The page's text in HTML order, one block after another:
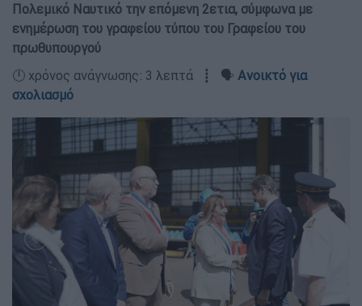
Πολεμικό Ναυτικό την επόμενη 2ετια, σύμφωνα με
ενημέρωση του γραφείου τύπου του Γραφείου του
πρωθυπουργού
🕛 χρόνος ανάγνωσης: 3 λεπτά ┋ 🗣️ Ανοικτό για
σχολιασμό